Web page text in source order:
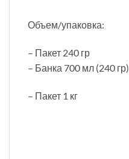
Объем/упаковка:
– Пакет 240 гр
– Банка 700 мл (240 гр)
– Пакет 1 кг